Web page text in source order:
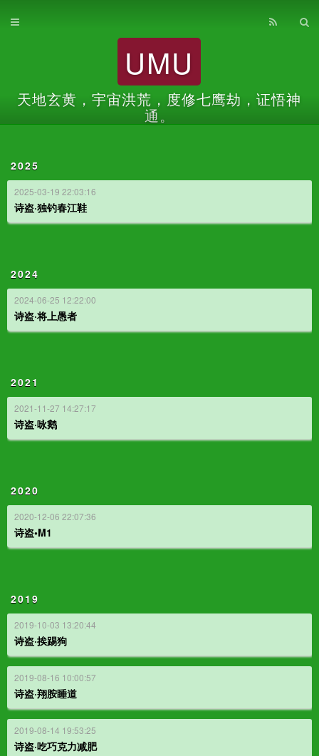
UMU
天地玄黄，宇宙洪荒，度修七鹰劫，证悟神
通。
2025
2025-03-19 22:03:16
诗盗·独钓春江鞋
2024
2024-06-25 12:22:00
诗盗·将上愚者
2021
2021-11-27 14:27:17
诗盗·咏鹅
2020
2020-12-06 22:07:36
诗盗•M1
2019
2019-10-03 13:20:44
诗盗·挨踢狗
2019-08-16 10:00:57
诗盗·翔胺睡道
2019-08-14 19:53:25
诗盗·吃巧克力减肥
首页
关于